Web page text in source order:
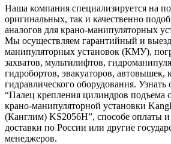
Наша компания специализируется на
оригинальных, так и качественно
аналогов для крано-манипуляторных
Мы осуществляем гарантийный и
манипуляторных установок (КМУ),
захватов, мультилифтов,
гидробортов, эвакуаторов, автовышек,
гидравлического оборудования. Узнать
“Палец крепления цилиндров подъема
крано-манипуляторной установки
(Канглим) KS2056H”, способе оплаты
доставки по России или другие
менеджеров.